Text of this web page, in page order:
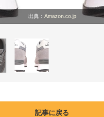
出典： Amazon.co.jp
記事に戻る